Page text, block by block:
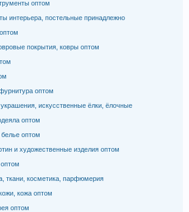
оптом
интерьера, постельные принадлежно
покрытия, ковры оптом
оптом
искусственные ёлки, ёлочные
оптом
оптом
и художественные изделия оптом
ткани, косметика, парфюмерия
кожа оптом
оптом